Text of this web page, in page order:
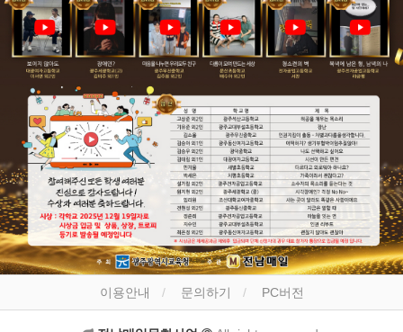
이용안내 문의하기 PC버전